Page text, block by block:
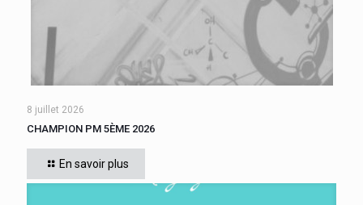
Cette année, tous les élèves de 5ème du collège se sont
affrontés. Six finalistes se sont disputé le titre de Champion
« Le compte est bon PM
8 juillet 2026
CHAMPION PM 5ÈME 2026
En savoir plus